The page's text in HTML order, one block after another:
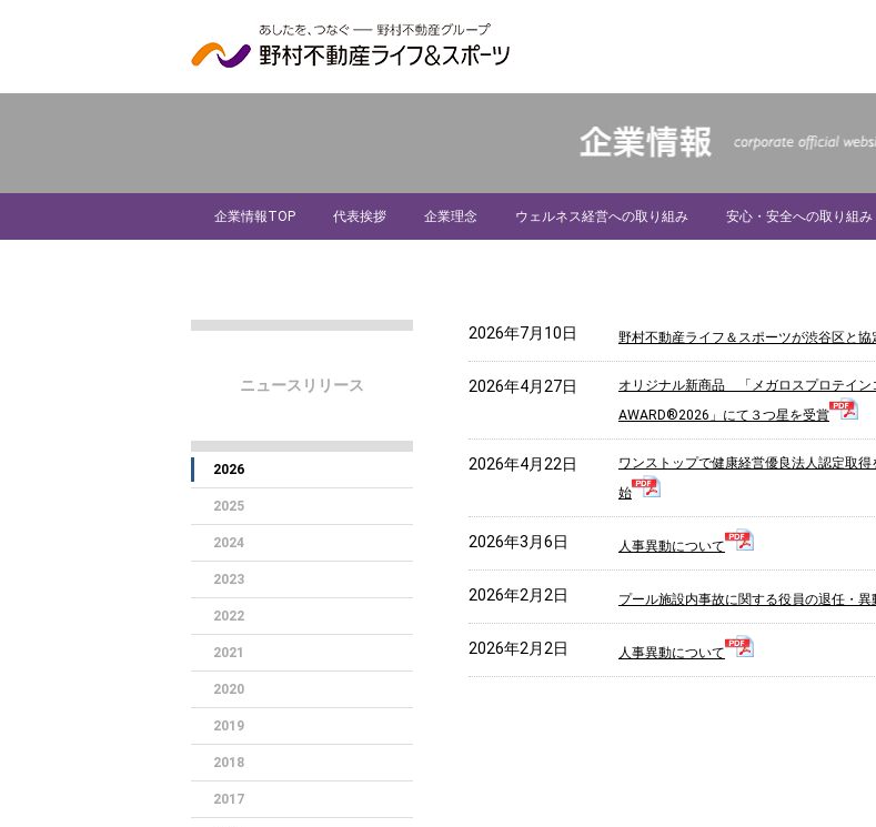
企業情報TOP 代表挨拶 企業理念 ウェルネス経営への取り組み 安心・安全への取り組み
ニュースリリース
2026
2025
2024
2023
2022
2021
2020
2019
2018
2017
2026年7月10日 野村不動産ライフ＆スポーツが渋谷区と協
2026年4月27日
オリジナル新商品 「メガロスプロテイン
AWARD®2026」にて３つ星を受賞
2026年4月22日
ワンストップで健康経営優良法人認定取
始
2026年3月6日 人事異動について
2026年2月2日 プール施設内事故に関する役員の退任・異
2026年2月2日 人事異動について